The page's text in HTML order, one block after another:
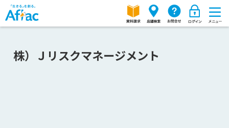
株）Ｊリスクマネージメント